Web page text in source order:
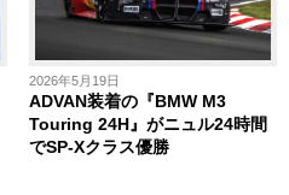
2026年5月19日
ADVAN装着の『BMW M3
Touring 24H』がニュル24時間
でSP-Xクラス優勝